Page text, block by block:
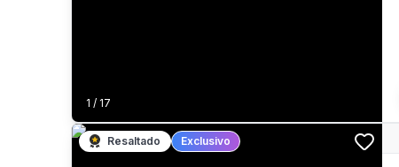
1 / 17
Resaltado Exclusivo